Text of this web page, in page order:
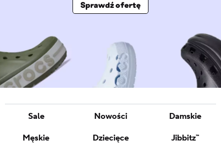
Sprawdź ofertę
Sale Nowości
Damskie
Męskie
Dziecięce Jibbitz™